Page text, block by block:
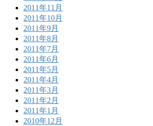
2011年11月
2011年10月
2011年9月
2011年8月
2011年7月
2011年6月
2011年5月
2011年4月
2011年3月
2011年2月
2011年1月
2010年12月